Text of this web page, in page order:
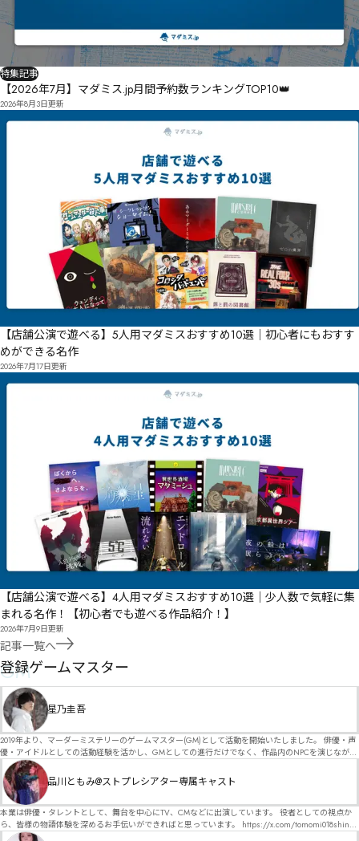
特集記事
【2026年7月】マダミス.jp月間予約数ランキングTOP10👑
2026年8月3日更新
【店舗公演で遊べる】5人用マダミスおすすめ10選｜初心者にもおすす
めができる名作
2026年7月17日更新
【店舗公演で遊べる】4人用マダミスおすすめ10選｜少人数で気軽に集
まれる名作！【初心者でも遊べる作品紹介！】
2026年7月9日更新
記事一覧へ
GM
登録ゲームマスター
星乃圭吾
2019年より、マーダーミステリーのゲームマスター(GM)として活動を開始いたしました。 俳優・声
優・アイドルとしての活動経験を活かし、GMとしての進行だけでなく、作品内のNPCを演じなが
ら、お客様に物語の世界へ入り込んでいただくような演出・サービスを得意としています。 自分自
身でも作品制作を行っているので、作家さんが作品に込めた想いや意図を大切にしながら、その作
品の魅力をお客様に届けられるような公演を心がけています。 参加してくださる皆様がどんなエン
ディングを迎えるのか、どんな物語が生まれるのかを想像しながら、公演を進めていく時間が本当
に大好きです！ 対応可能作品は、オフライン（対面）作品のみとなります。 得意分野をひとつ挙げ
るなら恋愛もの（恋愛要素を含むシナリオ）ですが、ファンタジー、デスゲーム、青春ものなど、
ジャンルを問わず幅広く対応可能です！お任せください！ 《所属団体・店舗》 ★ Lanbelysma -ラン
品川ともみ@ストプレシアター専属キャスト
本業は俳優・タレントとして、舞台を中心にTV、CMなどに出演しています。 役者としての視点か
ら、皆様の物語体験を深めるお手伝いができればと思っています。 https://x.com/tomomi018shin?
s=11 活動内容はSNSにて投稿しています。 SPT所属。 ストーリープレイングシアター「星詠みの